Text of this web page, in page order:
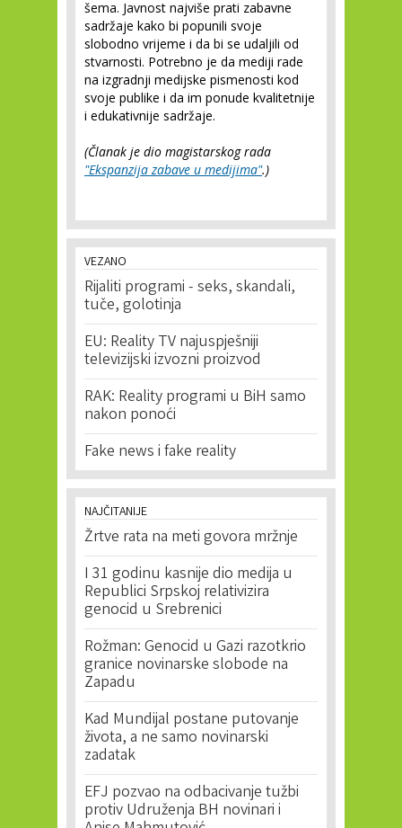
šema. Javnost najviše prati zabavne
sadržaje kako bi popunili svoje
slobodno vrijeme i da bi se udaljili od
stvarnosti. Potrebno je da mediji rade
na izgradnji medijske pismenosti kod
svoje publike i da im ponude kvalitetnije
i edukativnije sadržaje.
(Članak je dio magistarskog rada
"Ekspanzija zabave u medijima".)
VEZANO
Rijaliti programi - seks, skandali,
tuče, golotinja
EU: Reality TV najuspješniji
televizijski izvozni proizvod
RAK: Reality programi u BiH samo
nakon ponoći
Fake news i fake reality
NAJČITANIJE
Žrtve rata na meti govora mržnje
I 31 godinu kasnije dio medija u
Republici Srpskoj relativizira
genocid u Srebrenici
Rožman: Genocid u Gazi razotkrio
granice novinarske slobode na
Zapadu
Kad Mundijal postane putovanje
života, a ne samo novinarski
zadatak
EFJ pozvao na odbacivanje tužbi
protiv Udruženja BH novinari i